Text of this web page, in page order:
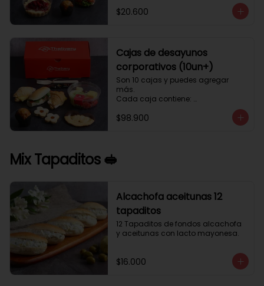
1 mini muffin
1 cheesecake
$20.600
Cajas de desayunos
corporativos (10un+)
Son 10 cajas y puedes agregar
más.
Cada caja contiene:
2 mini croissant jamón queso.
1 mini muffin.
Estos desayunos no los vendemos
por unidad, desde 10 cajas.
$98.900
Mix Tapaditos 🥪
Alcachofa aceitunas 12
tapaditos
12 Tapaditos de fondos alcachofa
y aceitunas con lacto mayonesa.
$16.000